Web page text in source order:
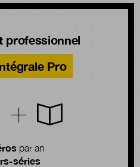
professionnel
Pro
par an
séries